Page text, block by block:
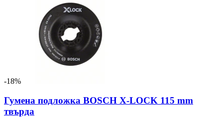
-18%
Гумена подложка BOSCH X-LOCK 115 mm
твърда